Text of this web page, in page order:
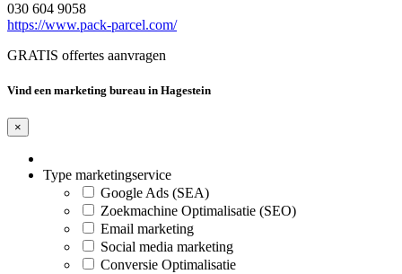
030 604 9058
https://www.pack-parcel.com/
GRATIS offertes aanvragen
Vind een marketing bureau in Hagestein
×
Type marketingservice
Google Ads (SEA)
Zoekmachine Optimalisatie (SEO)
Email marketing
Social media marketing
Conversie Optimalisatie